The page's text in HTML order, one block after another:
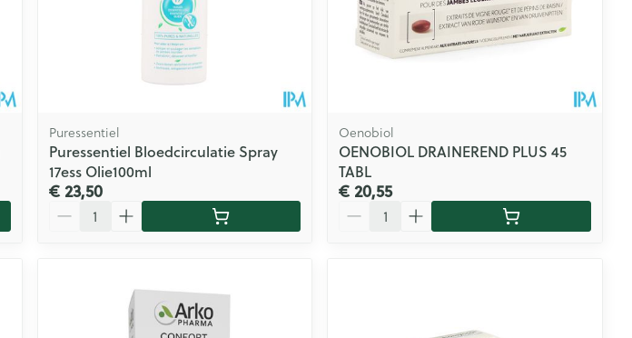
Puressentiel
Puressentiel Bloedcirculatie Spray
17ess Olie100ml
€ 23,50
Oenobiol
OENOBIOL DRAINEREND PLUS 45
TABL
€ 20,55